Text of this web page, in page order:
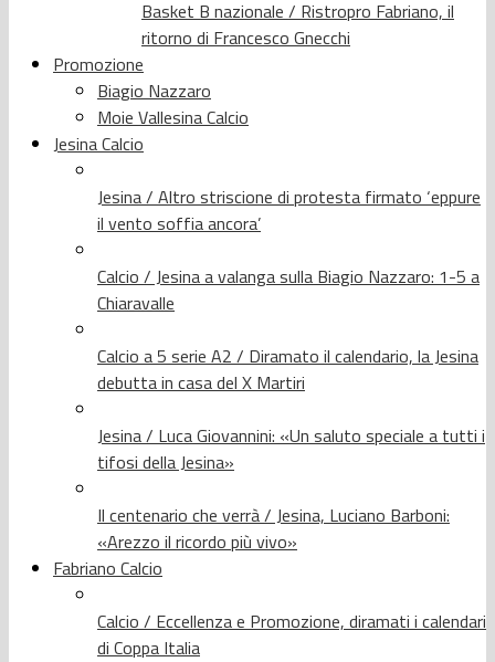
Basket B nazionale / Ristropro Fabriano, il
ritorno di Francesco Gnecchi
Promozione
Biagio Nazzaro
Moie Vallesina Calcio
Jesina Calcio
Jesina / Altro striscione di protesta firmato ‘eppure
il vento soffia ancora’
Calcio / Jesina a valanga sulla Biagio Nazzaro: 1-5 a
Chiaravalle
Calcio a 5 serie A2 / Diramato il calendario, la Jesina
debutta in casa del X Martiri
Jesina / Luca Giovannini: «Un saluto speciale a tutti i
tifosi della Jesina»
Il centenario che verrà / Jesina, Luciano Barboni:
«Arezzo il ricordo più vivo»
Fabriano Calcio
Calcio / Eccellenza e Promozione, diramati i calendari
di Coppa Italia